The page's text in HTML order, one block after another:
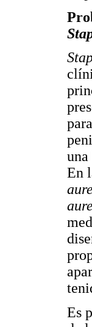
En
Es